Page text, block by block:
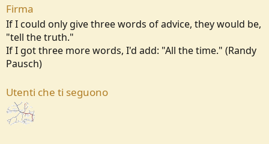
Firma
If I could only give three words of advice, they would be,
"tell the truth."
If I got three more words, I'd add: "All the time." (Randy
Pausch)
Utenti che ti seguono